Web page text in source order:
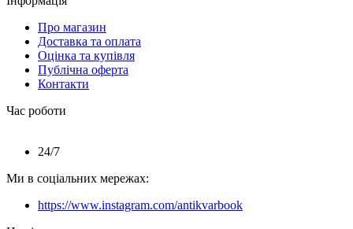
Про магазин
Доставка та оплата
Оцінка та купівля
Публічна оферта
Контакти
Час роботи
24/7
Ми в соціальних мережах:
https://www.instagram.com/antikvarbook